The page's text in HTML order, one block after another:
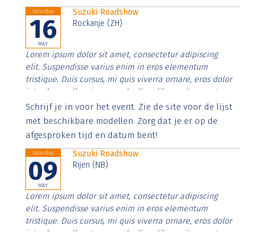
Saturday
16
MAY
Suzuki Roadshow
Rockanje (ZH)
Lorem ipsum dolor sit amet, consectetur adipiscing
elit. Suspendisse varius enim in eros elementum
tristique. Duis cursus, mi quis viverra ornare, eros dolor
interdum nulla, ut commodo diam libero vitae erat.
Aenean faucibus nibh et justo cursus id rutrum lorem
imperdiet. Nunc ut sem vitae risus tristique posuere.
Schrijf je in voor het event. Zie de site voor de lijst
met beschikbare modellen. Zorg dat je er op de
afgesproken tijd en datum bent!
Saturday
09
MAY
Suzuki Roadshow
Rijen (NB)
Lorem ipsum dolor sit amet, consectetur adipiscing
elit. Suspendisse varius enim in eros elementum
tristique. Duis cursus, mi quis viverra ornare, eros dolor
interdum nulla, ut commodo diam libero vitae erat.